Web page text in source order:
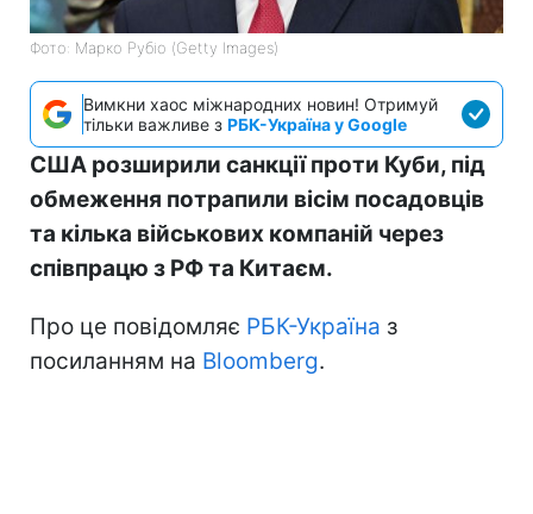
Фото: Марко Рубіо (Getty Images)
Вимкни хаос міжнародних новин! Отримуй
тільки важливе з РБК-Україна у Google
США розширили санкції проти Куби, під
обмеження потрапили вісім посадовців
та кілька військових компаній через
співпрацю з РФ та Китаєм.
Про це повідомляє РБК-Україна з
посиланням на Bloomberg.